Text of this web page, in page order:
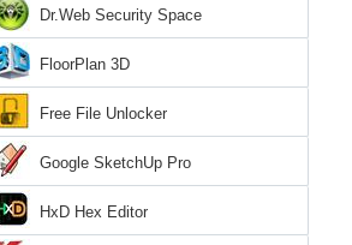
Dr.Web Security Space
FloorPlan 3D
Free File Unlocker
Google SketchUp Pro
HxD Hex Editor